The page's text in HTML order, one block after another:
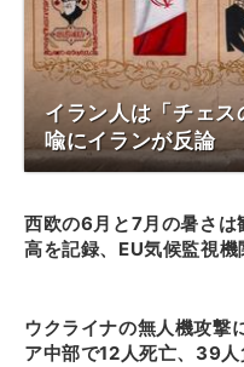
イラン人は「チェ
喩にイランが反論
西欧の6月と7月の暑さは
高を記録、EU気候監視機
ウクライナの無人機攻撃
ア中部で12人死亡、39人